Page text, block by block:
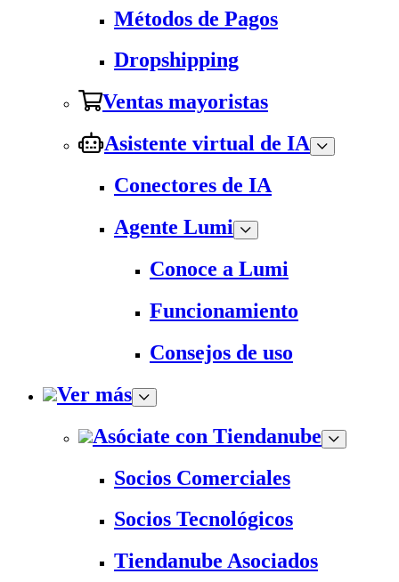
Métodos de Pagos
Dropshipping
Ventas mayoristas
Asistente virtual de IA
Conectores de IA
Agente Lumi
Conoce a Lumi
Funcionamiento
Consejos de uso
Ver más
Asóciate con Tiendanube
Socios Comerciales
Socios Tecnológicos
Tiendanube Asociados